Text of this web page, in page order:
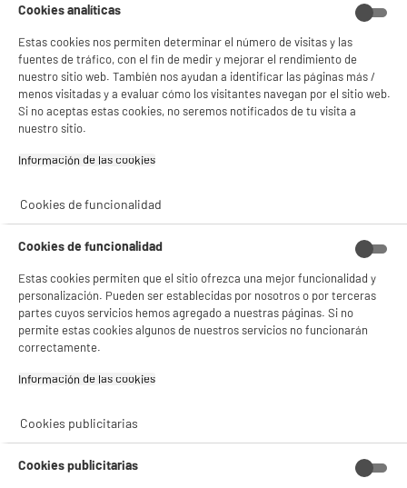
DEPOT
y sus socios utilizan cookies que procesan tus datos personales para:
- ofrecer publicidad y comunicaciones personalizadas
- facilitar el intercambio de contenido en las redes sociales
- analizar el tráfico en nuestro sitio web Consulta la política de cookies.
Consulta la política de cookies..
estadísticas anónimas basadas en tu navegación. Puedes oponerte a su uso
✔ ACEPTAR TODAS
Cookies analíticas
Estas cookies nos permiten determinar el número de visitas y las
fuentes de tráfico, con el fin de medir y mejorar el rendimiento de
nuestro sitio web. También nos ayudan a identificar las páginas más /
menos visitadas y a evaluar cómo los visitantes navegan por el sitio web.
Si no aceptas estas cookies, no seremos notificados de tu visita a
nuestro sitio.
Información de las cookies‎
Cookies de funcionalidad
Cookies de funcionalidad
Estas cookies permiten que el sitio ofrezca una mejor funcionalidad y
personalización. Pueden ser establecidas por nosotros o por terceras
partes cuyos servicios hemos agregado a nuestras páginas. Si no
permite estas cookies algunos de nuestros servicios no funcionarán
correctamente.
Información de las cookies‎
Cookies publicitarias
Cookies publicitarias